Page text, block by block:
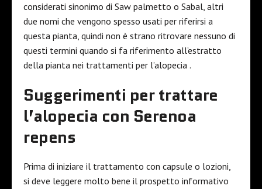
considerati sinonimo di Saw palmetto o Sabal, altri
due nomi che vengono spesso usati per riferirsi a
questa pianta, quindi non è strano ritrovare nessuno di
questi termini quando si fa riferimento all’estratto
della pianta nei trattamenti per l’alopecia .
Suggerimenti per trattare
l’alopecia con Serenoa
repens
Prima di iniziare il trattamento con capsule o lozioni,
si deve leggere molto bene il prospetto informativo